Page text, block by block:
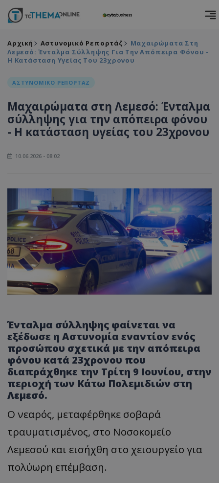
Αρχική Αστυνομικό Ρεπορτάζ
Μαχαιρώματα Στη
Λεμεσό: Ένταλμα Σύλληψης Για Την Απόπειρα Φόνου -
Η Κατάσταση Υγείας Του 23χρονου
ΑΣΤΥΝΟΜΙΚΟ ΡΕΠΟΡΤΑΖ
Μαχαιρώματα στη Λεμεσό: Ένταλμα
σύλληψης για την απόπειρα φόνου
- Η κατάσταση υγείας του 23χρονου
10.06.2026 - 08:02
Ένταλμα σύλληψης φαίνεται να
εξέδωσε η Αστυνομία εναντίον ενός
προσώπου σχετικά με την απόπειρα
φόνου κατά 23χρονου που
διαπράχθηκε την Τρίτη 9 Ιουνίου, στην
περιοχή των Κάτω Πολεμιδιών στη
Λεμεσό.
Ο νεαρός, μεταφέρθηκε σοβαρά
τραυματισμένος, στο Νοσοκομείο
Λεμεσού και εισήχθη στο χειουργείο για
πολύωρη επέμβαση.